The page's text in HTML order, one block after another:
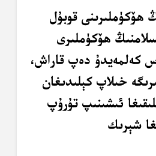
ھۆكۈملىرىنى قوبۇل
ھۆكۈملىرى
كەلمەيدۇ دەپ قاراش،
خىلاپ كېلىدىغان
ئىشىنىپ تۇرۇپ
شېرىك